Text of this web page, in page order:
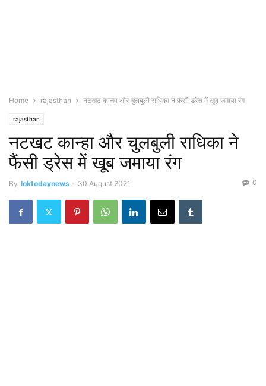
Home rajasthan नटखट कान्हा और चुलबुली राधिका ने फैंसी ड्रेस में खूब जमाया रंग
rajasthan
नटखट कान्हा और चुलबुली राधिका ने
फैंसी ड्रेस में खूब जमाया रंग
By loktodaynews - 30 August 2021 0